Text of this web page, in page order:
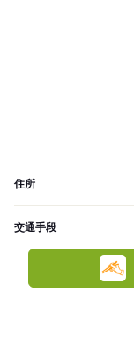
住所
交通手段